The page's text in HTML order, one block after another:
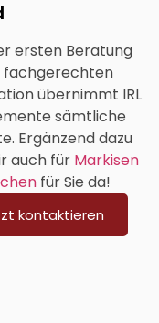
ersten Beratung
fachgerechten
übernimmt IRL
sämtliche
Ergänzend dazu
auch für Markisen
für Sie da!
kontaktieren